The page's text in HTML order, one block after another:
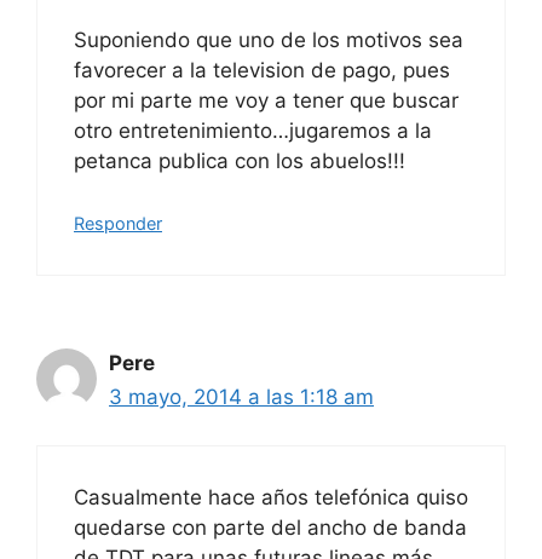
Suponiendo que uno de los motivos sea
favorecer a la television de pago, pues
por mi parte me voy a tener que buscar
otro entretenimiento…jugaremos a la
petanca pubIica con los abuelos!!!
Responder
Pere
3 mayo, 2014 a las 1:18 am
Casualmente hace años telefónica quiso
quedarse con parte del ancho de banda